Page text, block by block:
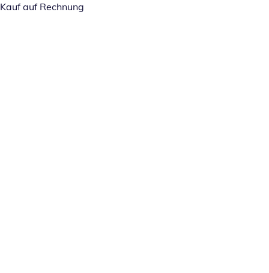
Kauf auf Rechnung